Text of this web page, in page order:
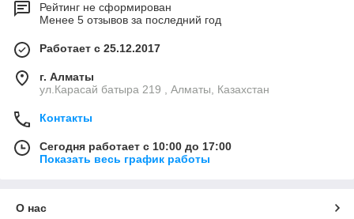
Рейтинг не сформирован
Менее 5 отзывов за последний год
Работает с 25.12.2017
г. Алматы
ул.Карасай батыра 219 , Алматы, Казахстан
Контакты
Сегодня работает с 10:00 до 17:00
Показать весь график работы
О нас